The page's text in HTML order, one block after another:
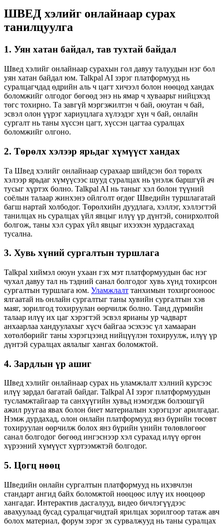
ШВЕД хэлийг онлайнаар сурах
танилцуулга
1. Уян хатан байдал, тав тухтай байдал
Швед хэлийг онлайнаар сурахын гол давуу талуудын нэг бол
уян хатан байдал юм. Talkpal AI зэрэг платформууд нь
суралцагчдад өдрийн аль ч цагт хичээл болон нөөцөд хандах
боломжийг олгодог бөгөөд энэ нь ямар ч хуваарьт нийцэхэд
төгс тохирно. Та завгүй мэргэжилтэн ч бай, оюутан ч бай,
эсвэл олон үүрэг хариуцлага хүлээдэг хүн ч бай, онлайн
сургалт нь таны хүссэн цагт, хүссэн цагтаа суралцах
боломжийг олгоно.
2. Төрөлх хэлээр ярьдаг хүмүүст хандах
Та Швед хэлийг онлайнаар сурахаар шийдсэн бол төрөлх
хэлээр ярьдаг хүмүүсээс шууд суралцах нь үнэлж баршгүй ач
тусыг хүртэх болно. Talkpal AI нь таныг хэл болон түүний
соёлын талаар жинхэнэ ойлголт өгдөг Шведийн туршлагатай
багш нартай холбодог. Төрөлхийн дуудлага, хэллэг, хэллэгтэй
танилцах нь суралцах үйл явцыг илүү үр дүнтэй, сонирхолтой
болгож, таны хэл сурах үйл явцыг ихээхэн хурдасгахад
тусална.
3. Хувь хүний ​​сургалтын туршлага
Talkpal хиймэл оюун ухаан гэх мэт платформуудын бас нэг
чухал давуу тал нь тэдний санал болгодог хувь хүнд тохирсон
сургалтын туршлага юм. Уламжлалт танхимын тохиргооноос
ялгаатай нь онлайн сургалтыг таны хувийн сургалтын хэв
маяг, зорилгод тохируулан өөрчилж болно. Танд дүрмийн
талаар илүү их цаг хэрэгтэй эсвэл ярианы ур чадварт
анхаарлаа хандуулахыг хүсч байгаа эсэхээс үл хамааран
хөтөлбөрийг таны хэрэгцээнд нийцүүлэн тохируулж, илүү үр
дүнтэй суралцах аялалыг хангах боломжтой.
4. Зардлын үр ашиг
Швед хэлийг онлайнаар сурах нь уламжлалт хэлний курсээс
илүү зардал багатай байдаг. Talkpal AI зэрэг платформуудын
тусламжтайгаар та санхүүгийн хувьд нэмэгдэж болзошгүй
ажил руугаа явах болон биет материалын хэрэгцээг арилгадаг.
Нэмж дурдахад, олон онлайн платформууд янз бүрийн төсөвт
тохируулан өөрчилж болох янз бүрийн үнийн төлөвлөгөөг
санал болгодог бөгөөд ингэснээр хэл сурахад илүү өргөн
хүрээний хүмүүст хүртээмжтэй болгодог.
5. Цогц нөөц
Шведийн онлайн сургалтын платформууд нь ихэвчлэн
стандарт ангид байх боломжтой нөөцөөс илүү их нөөцөөр
хангадаг. Интерактив дасгалууд, видео бичлэгүүдээс
авахуулаад бусад суралцагчидтай ярилцах зорилгоор татаж авч
болох материал, форум зэрэг эх сурвалжууд нь таны суралцах